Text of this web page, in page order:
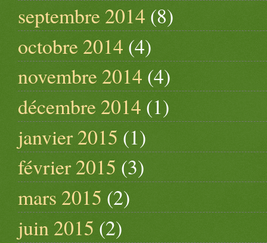
septembre 2014 (8)
octobre 2014 (4)
novembre 2014 (4)
décembre 2014 (1)
janvier 2015 (1)
février 2015 (3)
mars 2015 (2)
juin 2015 (2)